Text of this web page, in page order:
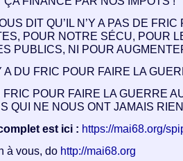
DIT QU’IL N’Y A PAS DE
POUR NOTRE SÉCU, POUR
PUBLICS, NI POUR
A DU FRIC POUR FAIRE LA
FRIC POUR FAIRE LA GUERRE
QUI NE NOUS ONT JAMAIS
est ici : https://mai68.org/
à vous, do http://mai68.org